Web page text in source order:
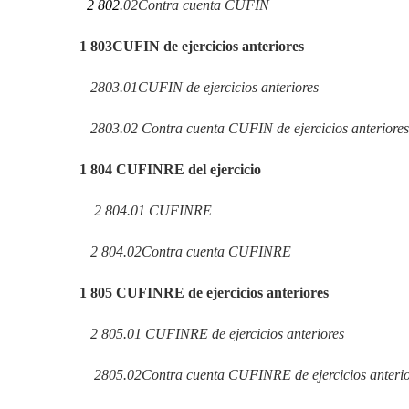
2 802.02Contra cuenta CUFIN
1 803CUFIN de ejercicios anteriores
2803.01CUFIN de ejercicios anteriores
2803.02 Contra cuenta CUFIN de ejercicios anteriores
1 804 CUFINRE del ejercicio
2 804.01 CUFINRE
2 804.02Contra cuenta CUFINRE
1 805 CUFINRE de ejercicios anteriores
2 805.01 CUFINRE de ejercicios anteriores
2805.02Contra cuenta CUFINRE de ejercicios